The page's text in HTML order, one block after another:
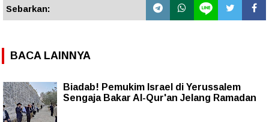
Sebarkan:
BACA LAINNYA
Biadab! Pemukim Israel di Yerussalem
Sengaja Bakar Al-Qur'an Jelang Ramadan